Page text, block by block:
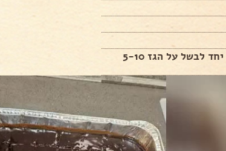
לערבב הכל יחד לבשל על הגז 5-10